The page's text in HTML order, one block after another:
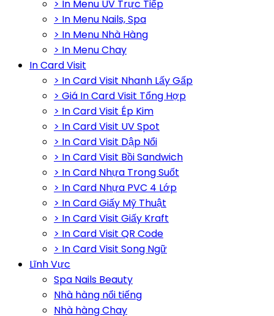
> In Menu UV Trực Tiếp
> In Menu Nails, Spa
> In Menu Nhà Hàng
> In Menu Chay
In Card Visit
> In Card Visit Nhanh Lấy Gấp
> Giá In Card Visit Tổng Hợp
> In Card Visit Ép Kim
> In Card Visit UV Spot
> In Card Visit Dập Nổi
> In Card Visit Bồi Sandwich
> In Card Nhựa Trong Suốt
> In Card Nhựa PVC 4 Lớp
> In Card Giấy Mỹ Thuật
> In Card Visit Giấy Kraft
> In Card Visit QR Code
> In Card Visit Song Ngữ
Lĩnh Vực
Spa Nails Beauty
Nhà hàng nổi tiếng
Nhà hàng Chay